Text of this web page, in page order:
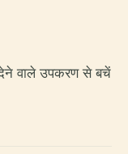
देने वाले उपकरण से बचें